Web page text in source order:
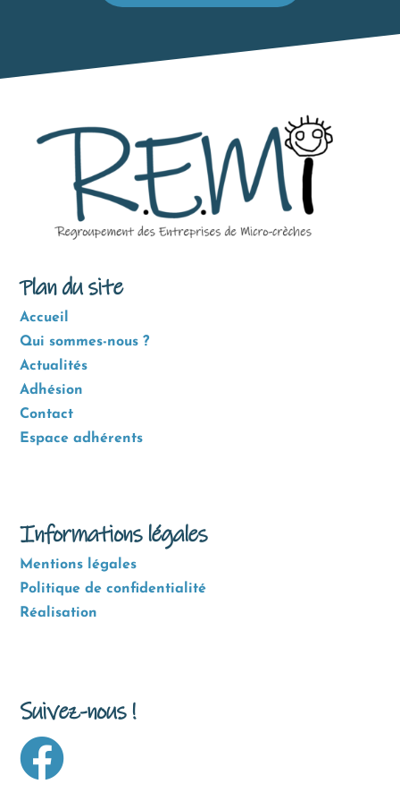
Plan du site
Accueil
Qui sommes-nous ?
Actualités
Adhésion
Contact
Espace adhérents
Informations légales
Mentions légales
Politique de confidentialité
Réalisation
Suivez-nous !
